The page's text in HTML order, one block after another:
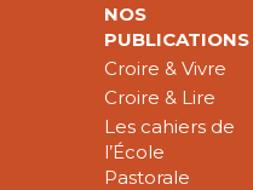
NOS
PUBLICATIONS
Croire & Vivre
Croire & Lire
Les cahiers de
l’École
Pastorale